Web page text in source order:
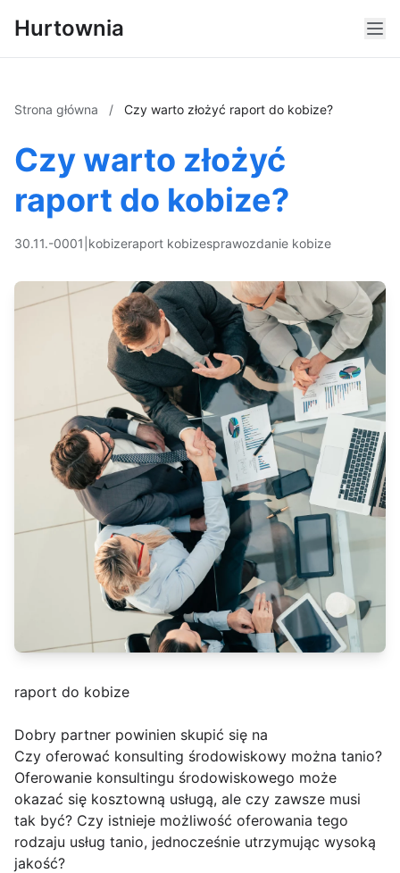
Hurtownia
Strona główna / Czy warto złożyć raport do kobize?
Czy warto złożyć
raport do kobize?
30.11.-0001 kobizeraport kobizesprawozdanie kobize
raport do kobize
Dobry partner powinien skupić się na
Czy oferować konsulting środowiskowy można tanio?
Oferowanie konsultingu środowiskowego może
okazać się kosztowną usługą, ale czy zawsze musi
tak być? Czy istnieje możliwość oferowania tego
rodzaju usług tanio, jednocześnie utrzymując wysoką
jakość?